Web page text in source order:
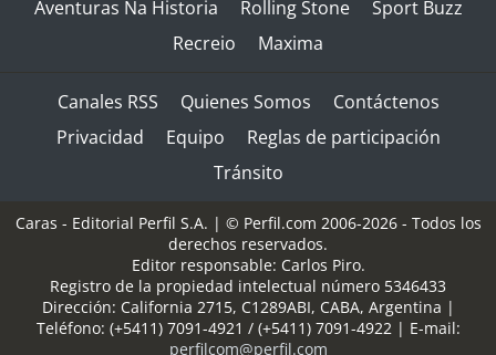
Aventuras Na Historia
Rolling Stone
Sport Buzz
Recreio
Maxima
Canales RSS Quienes Somos
Contáctenos
Privacidad
Equipo
Reglas de participación
Tránsito
Caras - Editorial Perfil S.A. | © Perfil.com 2006-2026 - Todos los
derechos reservados.
Editor responsable: Carlos Piro.
Registro de la propiedad intelectual número 5346433
Dirección: California 2715, C1289ABI, CABA, Argentina |
Teléfono: (+5411) 7091-4921 / (+5411) 7091-4922 | E-mail:
perfilcom@perfil.com